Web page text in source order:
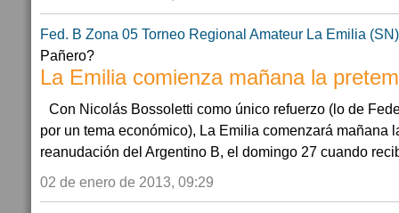
Fed. B Zona 05 Torneo Regional Amateur La Emilia (SN)
Pañero?
La Emilia comienza mañana la
Con Nicolás Bossoletti como único refuerzo (lo de
por un tema económico), La Emilia comenzará mañana
reanudación del Argentino B, el domingo 27 cuando
02 de enero de 2013, 09:29